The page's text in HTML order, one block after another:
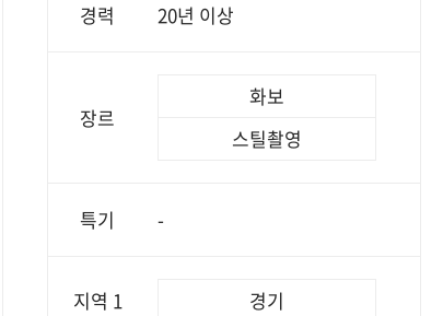
경력 20년 이상
장르
화보
스틸촬영
특기 -
지역 1 경기